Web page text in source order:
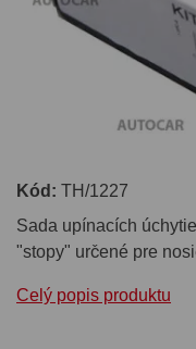
Kód: TH/1227
Sada upínacích
"stopy" určené pre
Celý popis produktu